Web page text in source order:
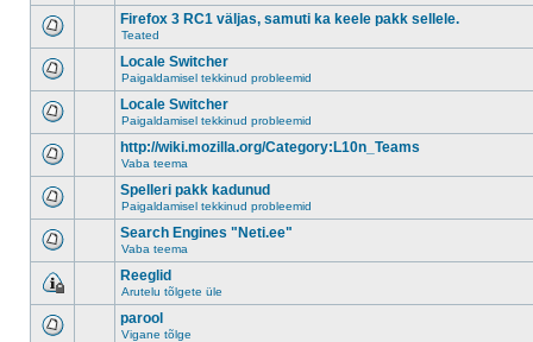
Firefox 3 RC1 väljas, samuti ka keele pakk sellele.
Teated
Locale Switcher
Paigaldamisel tekkinud probleemid
Locale Switcher
Paigaldamisel tekkinud probleemid
http://wiki.mozilla.org/Category:L10n_Teams
Vaba teema
Spelleri pakk kadunud
Paigaldamisel tekkinud probleemid
Search Engines "Neti.ee"
Vaba teema
Reeglid
Arutelu tõlgete üle
parool
Vigane tõlge